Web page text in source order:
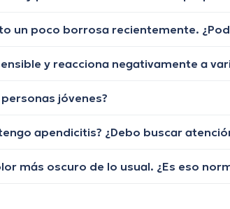
jóvenes?
más oscuro de lo usual. ¿Es eso